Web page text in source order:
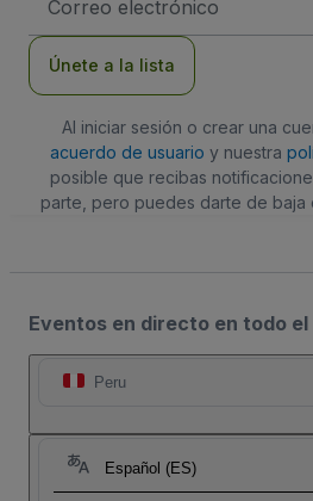
de
Únete a la lista
Al iniciar sesión o crear una
acuerdo de usuario y nuestra
posible que recibas
parte, pero puedes darte de baja
Eventos en directo en todo el
Peru
Español (ES)